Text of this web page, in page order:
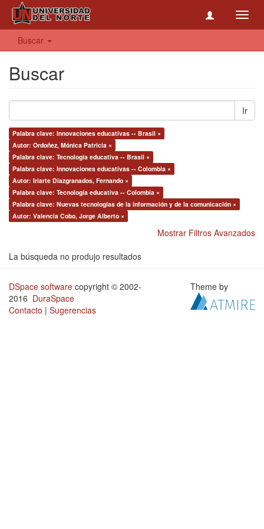
Buscar
Buscar
Ir
Palabra clave: Innovaciones educativas -- Brasil ×
Autor: Ordoñez, Mónica Patricia ×
Palabra clave: Tecnología educativa -- Brasil ×
Palabra clave: Innovaciones educativas -- Colombia ×
Autor: Iriarte Diazgranados, Fernando ×
Palabra clave: Tecnología educativa -- Colombia ×
Palabra clave: Nuevas tecnologías de la información y de la comunicación ×
Autor: Valencia Cobo, Jorge Alberto ×
Mostrar Filtros Avanzados
La búsqueda no produjo resultados
DSpace software copyright © 2002-
2016 DuraSpace
Contacto | Sugerencias
Theme by